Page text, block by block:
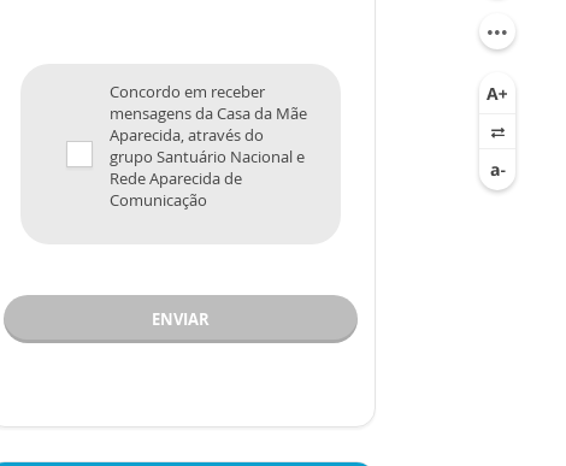
Concordo em receber
mensagens da Casa da Mãe
Aparecida, através do
grupo Santuário Nacional e
Rede Aparecida de
Comunicação
ENVIAR